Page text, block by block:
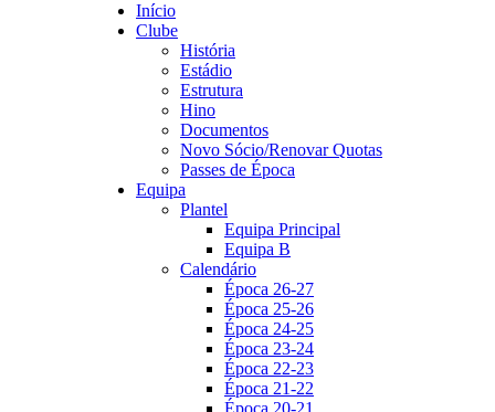
Início
Clube
História
Estádio
Estrutura
Hino
Documentos
Novo Sócio/Renovar Quotas
Passes de Época
Equipa
Plantel
Equipa Principal
Equipa B
Calendário
Época 26-27
Época 25-26
Época 24-25
Época 23-24
Época 22-23
Época 21-22
Época 20-21